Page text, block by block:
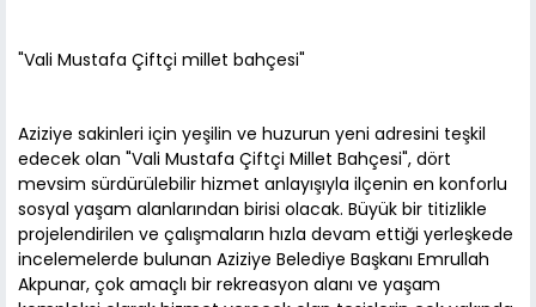
"Vali Mustafa Çiftçi millet bahçesi"
Aziziye sakinleri için yeşilin ve huzurun yeni adresini teşkil
edecek olan "Vali Mustafa Çiftçi Millet Bahçesi", dört
mevsim sürdürülebilir hizmet anlayışıyla ilçenin en konforlu
sosyal yaşam alanlarından birisi olacak. Büyük bir titizlikle
projelendirilen ve çalışmaların hızla devam ettiği yerleşkede
incelemelerde bulunan Aziziye Belediye Başkanı Emrullah
Akpunar, çok amaçlı bir rekreasyon alanı ve yaşam